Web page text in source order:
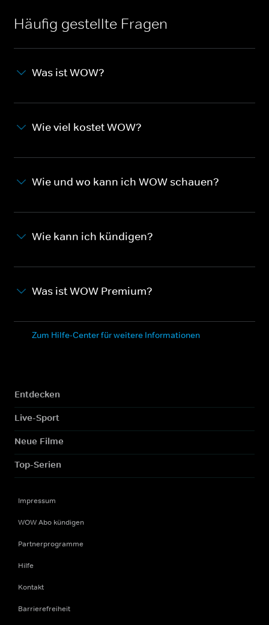
Häufig gestellte Fragen
Was ist WOW?
Wie viel kostet WOW?
Wie und wo kann ich WOW schauen?
Wie kann ich kündigen?
Was ist WOW Premium?
Zum Hilfe-Center für weitere Informationen
Entdecken
Live-Sport
Neue Filme
Top-Serien
Impressum
WOW Abo kündigen
Partnerprogramme
Hilfe
Kontakt
Barrierefreiheit